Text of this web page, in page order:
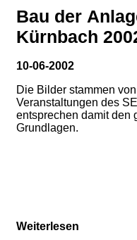
Bau der
Kürnbach
10-06-2002
Die Bilder stammen
Veranstaltungen des
entsprechen damit den
Grundlagen.
Weiterlesen